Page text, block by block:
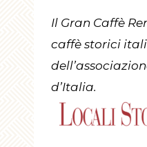
Il Gran Caffè
caffè storici
d’Italia.